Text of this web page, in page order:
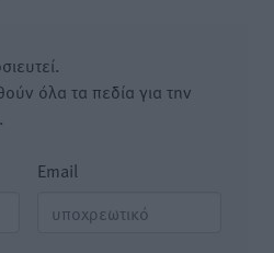
όλα τα πεδία για την
Email